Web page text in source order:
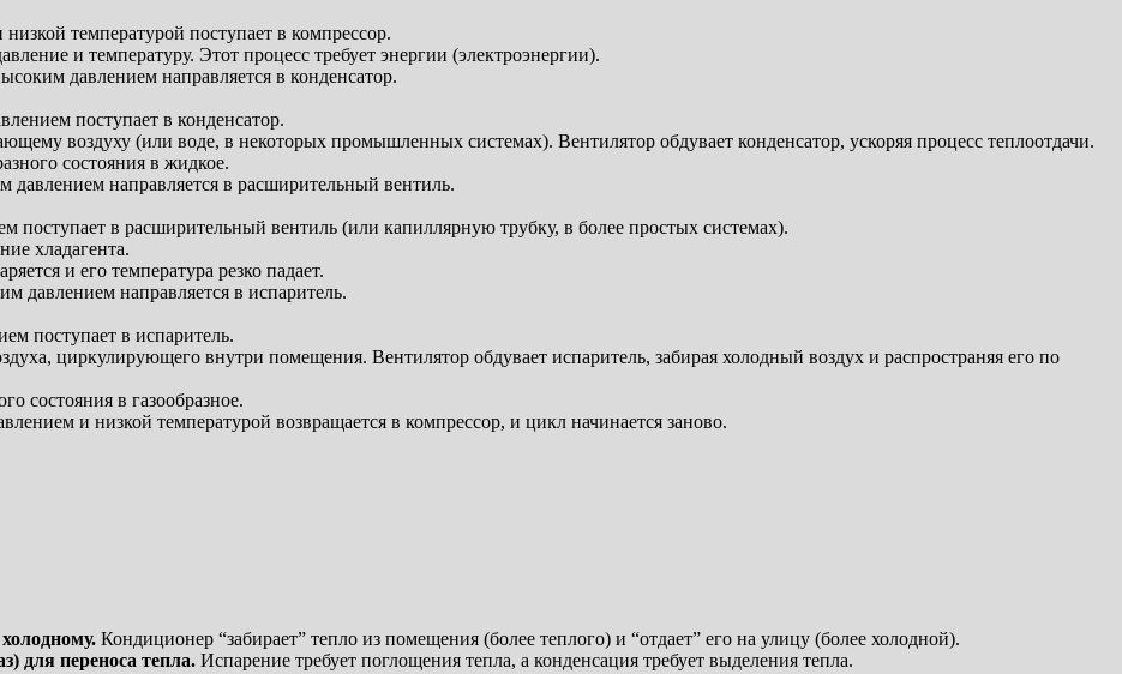
температурой поступает в компрессор.
и температуру. Этот процесс требует энергии (электроэнергии).
давлением направляется в конденсатор.
поступает в конденсатор.
воздуху (или воде, в некоторых промышленных системах). Вентилятор обдувает конденсатор, ускоряя процесс теплоотдачи.
состояния в жидкое.
давлением направляется в расширительный вентиль.
поступает в расширительный вентиль (или капиллярную трубку, в более простых системах).
хладагента.
и его температура резко падает.
давлением направляется в испаритель.
поступает в испаритель.
циркулирующего внутри помещения. Вентилятор обдувает испаритель, забирая холодный воздух и распространяя его по
состояния в газообразное.
и низкой температурой возвращается в компрессор, и цикл начинается заново.
Кондиционер “забирает” тепло из помещения (более теплого) и “отдает” его на улицу (более холодной).
для переноса тепла. Испарение требует поглощения тепла, а конденсация требует выделения тепла.